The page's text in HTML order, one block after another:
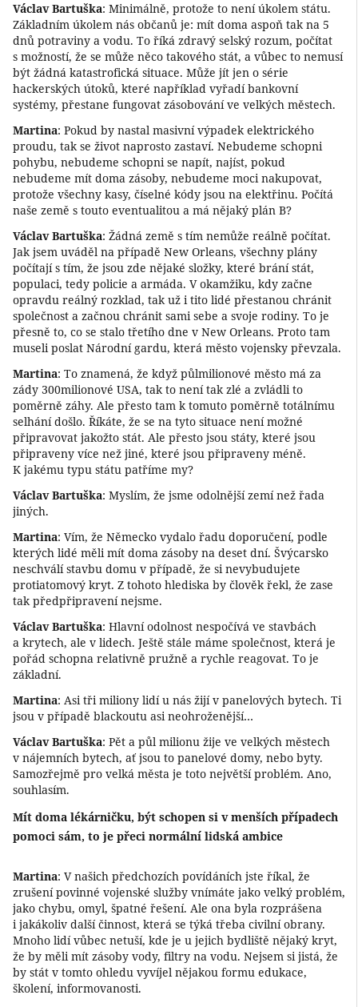
Václav Bartuška: Minimálně, protože to není úkolem státu.
Základním úkolem nás občanů je: mít doma aspoň tak na 5
dnů potraviny a vodu. To říká zdravý selský rozum, počítat
s možností, že se může něco takového stát, a vůbec to nemusí
být žádná katastrofická situace. Může jít jen o série
hackerských útoků, které například vyřadí bankovní
systémy, přestane fungovat zásobování ve velkých městech.
Martina: Pokud by nastal masivní výpadek elektrického
proudu, tak se život naprosto zastaví. Nebudeme schopni
pohybu, nebudeme schopni se napít, najíst, pokud
nebudeme mít doma zásoby, nebudeme moci nakupovat,
protože všechny kasy, číselné kódy jsou na elektřinu. Počítá
naše země s touto eventualitou a má nějaký plán B?
Václav Bartuška: Žádná země s tím nemůže reálně počítat.
Jak jsem uváděl na případě New Orleans, všechny plány
počítají s tím, že jsou zde nějaké složky, které brání stát,
populaci, tedy policie a armáda. V okamžiku, kdy začne
opravdu reálný rozklad, tak už i tito lidé přestanou chránit
společnost a začnou chránit sami sebe a svoje rodiny. To je
přesně to, co se stalo třetího dne v New Orleans. Proto tam
museli poslat Národní gardu, která město vojensky převzala.
Martina: To znamená, že když půlmilionové město má za
zády 300milionové USA, tak to není tak zlé a zvládli to
poměrně záhy. Ale přesto tam k tomuto poměrně totálnímu
selhání došlo. Říkáte, že se na tyto situace není možné
připravovat jakožto stát. Ale přesto jsou státy, které jsou
připraveny více než jiné, které jsou připraveny méně.
K jakému typu státu patříme my?
Václav Bartuška: Myslím, že jsme odolnější zemí než řada
jiných.
Martina: Vím, že Německo vydalo řadu doporučení, podle
kterých lidé měli mít doma zásoby na deset dní. Švýcarsko
neschválí stavbu domu v případě, že si nevybudujete
protiatomový kryt. Z tohoto hlediska by člověk řekl, že zase
tak předpřipravení nejsme.
Václav Bartuška: Hlavní odolnost nespočívá ve stavbách
a krytech, ale v lidech. Ještě stále máme společnost, která je
pořád schopna relativně pružně a rychle reagovat. To je
základní.
Martina: Asi tři miliony lidí u nás žijí v panelových bytech. Ti
jsou v případě blackoutu asi neohroženější…
Václav Bartuška: Pět a půl milionu žije ve velkých městech
v nájemních bytech, ať jsou to panelové domy, nebo byty.
Samozřejmě pro velká města je toto největší problém. Ano,
souhlasím.
Mít doma lékárničku, být schopen si v menších případech
pomoci sám, to je přeci normální lidská ambice
Martina: V našich předchozích povídáních jste říkal, že
zrušení povinné vojenské služby vnímáte jako velký problém,
jako chybu, omyl, špatné řešení. Ale ona byla rozprášena
i jakákoliv další činnost, která se týká třeba civilní obrany.
Mnoho lidí vůbec netuší, kde je u jejich bydliště nějaký kryt,
že by měli mít zásoby vody, filtry na vodu. Nejsem si jistá, že
by stát v tomto ohledu vyvíjel nějakou formu edukace,
školení, informovanosti.